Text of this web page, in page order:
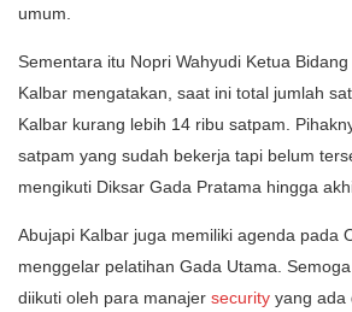
umum.
Sementara itu Nopri Wahyudi Ketua
Kalbar mengatakan, saat ini total jumlah
Kalbar kurang lebih 14 ribu satpam.
satpam yang sudah bekerja tapi belum
mengikuti Diksar Gada Pratama hingga
Abujapi Kalbar juga memiliki agenda pada
menggelar pelatihan Gada Utama.
diikuti oleh para manajer security yang ada